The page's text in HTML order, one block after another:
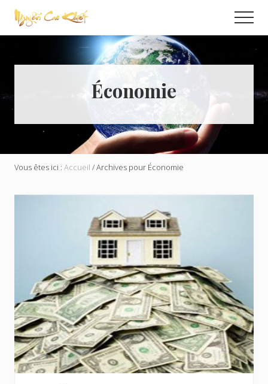
Menu
Passer
contenu
Échange
Économie
Vous êtes ici : Accueil /Archives pour Économie